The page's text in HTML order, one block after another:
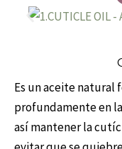
Es un aceite natural
profundamente en
así mantener la